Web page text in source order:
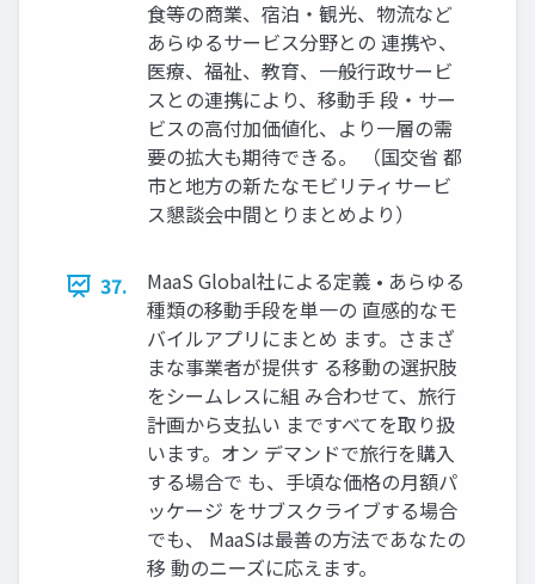
食等の商業、宿泊・観光、物流など
あらゆるサービス分野との 連携や、
医療、福祉、教育、一般行政サービ
スとの連携により、移動手 段・サー
ビスの高付加価値化、より一層の需
要の拡大も期待できる。 （国交省 都
市と地方の新たなモビリティサービ
ス懇談会中間とりまとめより）
37.
MaaS Global社による定義 • あらゆる
種類の移動手段を単一の 直感的なモ
バイルアプリにまとめ ます。さまざ
まな事業者が提供す る移動の選択肢
をシームレスに組 み合わせて、旅行
計画から支払い まですべてを取り扱
います。オン デマンドで旅行を購入
する場合で も、手頃な価格の月額パ
ッケージ をサブスクライブする場合
でも、 MaaSは最善の方法であなたの
移 動のニーズに応えます。